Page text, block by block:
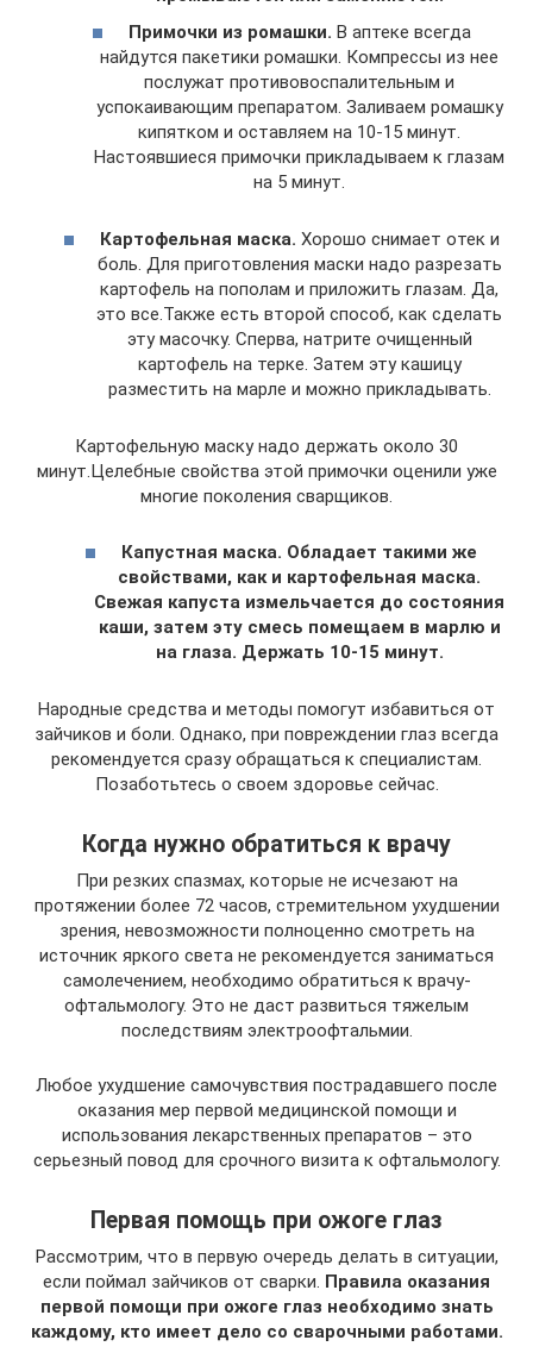
Примочки из ромашки. В аптеке всегда
найдутся пакетики ромашки. Компрессы из нее
послужат противовоспалительным и
успокаивающим препаратом. Заливаем ромашку
кипятком и оставляем на 10-15 минут.
Настоявшиеся примочки прикладываем к глазам
на 5 минут.
Картофельная маска. Хорошо снимает отек и
боль. Для приготовления маски надо разрезать
картофель на пополам и приложить глазам. Да,
это все.Также есть второй способ, как сделать
эту масочку. Сперва, натрите очищенный
картофель на терке. Затем эту кашицу
разместить на марле и можно прикладывать.
Картофельную маску надо держать около 30
минут.Целебные свойства этой примочки оценили уже
многие поколения сварщиков.
Капустная маска. Обладает такими же
свойствами, как и картофельная маска.
Свежая капуста измельчается до состояния
каши, затем эту смесь помещаем в марлю и
на глаза. Держать 10-15 минут.
Народные средства и методы помогут избавиться от
зайчиков и боли. Однако, при повреждении глаз всегда
рекомендуется сразу обращаться к специалистам.
Позаботьтесь о своем здоровье сейчас.
Когда нужно обратиться к врачу
При резких спазмах, которые не исчезают на
протяжении более 72 часов, стремительном ухудшении
зрения, невозможности полноценно смотреть на
источник яркого света не рекомендуется заниматься
самолечением, необходимо обратиться к врачу-
офтальмологу. Это не даст развиться тяжелым
последствиям электроофтальмии.
Любое ухудшение самочувствия пострадавшего после
оказания мер первой медицинской помощи и
использования лекарственных препаратов – это
серьезный повод для срочного визита к офтальмологу.
Первая помощь при ожоге глаз
Рассмотрим, что в первую очередь делать в ситуации,
если поймал зайчиков от сварки. Правила оказания
первой помощи при ожоге глаз необходимо знать
каждому, кто имеет дело со сварочными работами.